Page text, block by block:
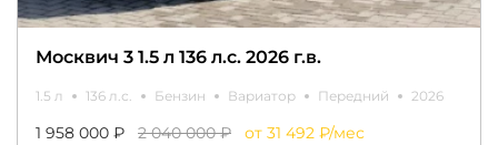
Москвич 3 1.5 л 136 л.с. 2026 г.в.
1.5 л 136 л.с. Бензин Вариатор Передний 2026
1 958 000 ₽ 2 040 000 ₽ от 31 492 ₽/мес